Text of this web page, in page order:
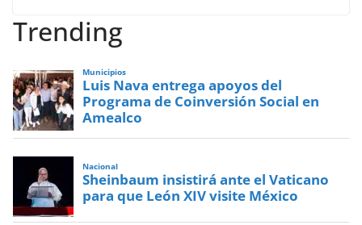
Trending
Municipios
Luis Nava entrega apoyos del
Programa de Coinversión Social en
Amealco
Nacional
Sheinbaum insistirá ante el Vaticano
para que León XIV visite México